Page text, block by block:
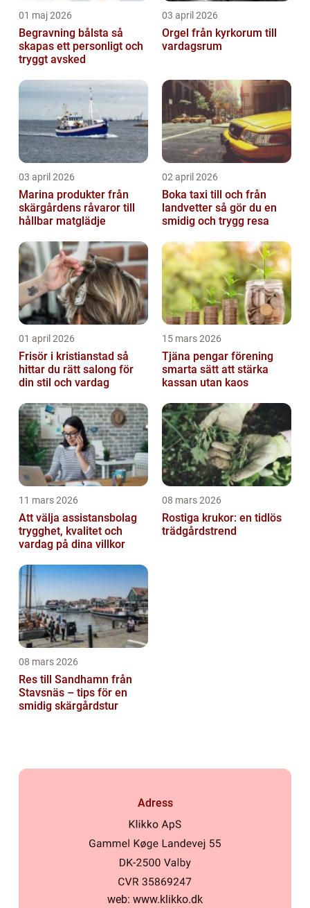
01 maj 2026
Begravning bålsta så
skapas ett personligt och
tryggt avsked
03 april 2026
Orgel från kyrkorum till
vardagsrum
03 april 2026
Marina produkter från
skärgårdens råvaror till
hållbar matglädje
02 april 2026
Boka taxi till och från
landvetter så gör du en
smidig och trygg resa
01 april 2026
Frisör i kristianstad så
hittar du rätt salong för
din stil och vardag
15 mars 2026
Tjäna pengar förening
smarta sätt att stärka
kassan utan kaos
11 mars 2026
Att välja assistansbolag
trygghet, kvalitet och
vardag på dina villkor
08 mars 2026
Rostiga krukor: en tidlös
trädgårdstrend
08 mars 2026
Res till Sandhamn från
Stavsnäs – tips för en
smidig skärgårdstur
Adress
web: www.klikko.dk